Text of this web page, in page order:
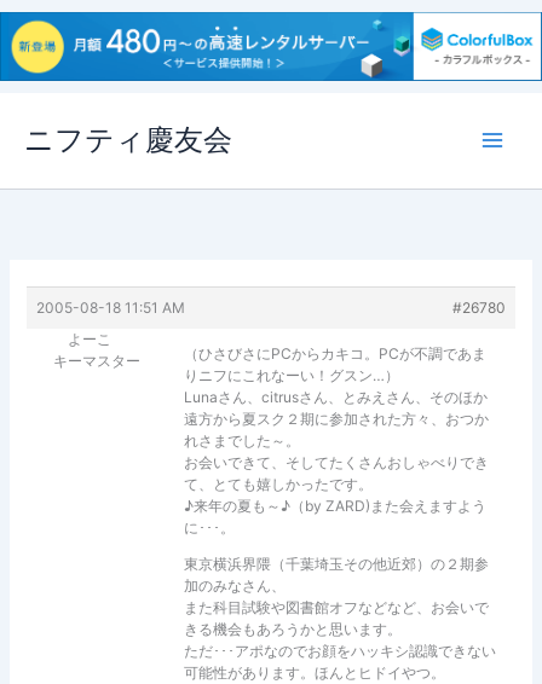
ス
ニフティ慶友会
2005-08-18 11:51 AM
#26780
よーこ
キーマスター
（ひさびさにPCからカキコ。PCが不調であま
りニフにこれなーい！グスン…）
Lunaさん、citrusさん、とみえさん、そのほか
遠方から夏スク２期に参加された方々、おつか
れさまでした～。
お会いできて、そしてたくさんおしゃべりでき
て、とても嬉しかったです。
♪来年の夏も～♪（by ZARD)また会えますよう
に･･･。
東京横浜界隈（千葉埼玉その他近郊）の２期参
加のみなさん、
また科目試験や図書館オフなどなど、お会いで
きる機会もあろうかと思います。
ただ･･･アポなのでお顔をハッキシ認識できない
可能性があります。ほんとヒドイやつ。